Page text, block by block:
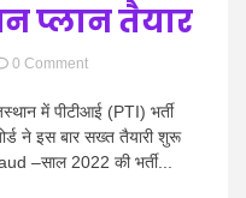
प्लान तैयार
0 Commenton
PTI
Exam
राजस्थान
में पीटीआई (PTI) भर्ती
ने इस बार सख्त तैयारी शुरू
–साल 2022 की भर्ती...